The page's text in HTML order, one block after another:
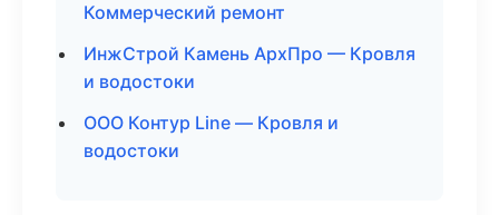
Коммерческий ремонт
ИнжСтрой Камень АрхПро — Кровля
и водостоки
ООО Контур Line — Кровля и
водостоки